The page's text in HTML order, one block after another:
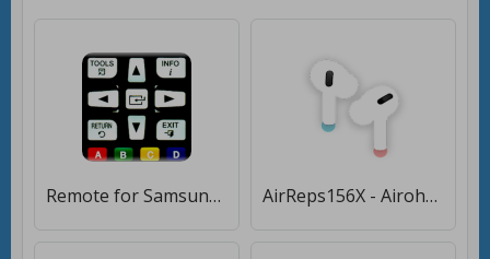
Remote for Samsung TV AirReps156X - Airoha control app [Premium]